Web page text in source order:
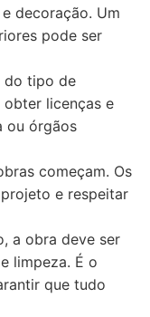
decoração. Um
pode ser
do tipo de
obter licenças e
ou órgãos
começam. Os
e respeitar
a obra deve ser
limpeza. É o
que tudo